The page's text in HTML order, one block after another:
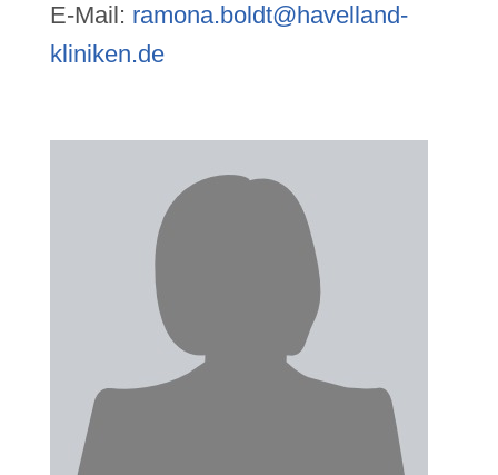
E-Mail: ramona.boldt@havelland-
kliniken.de